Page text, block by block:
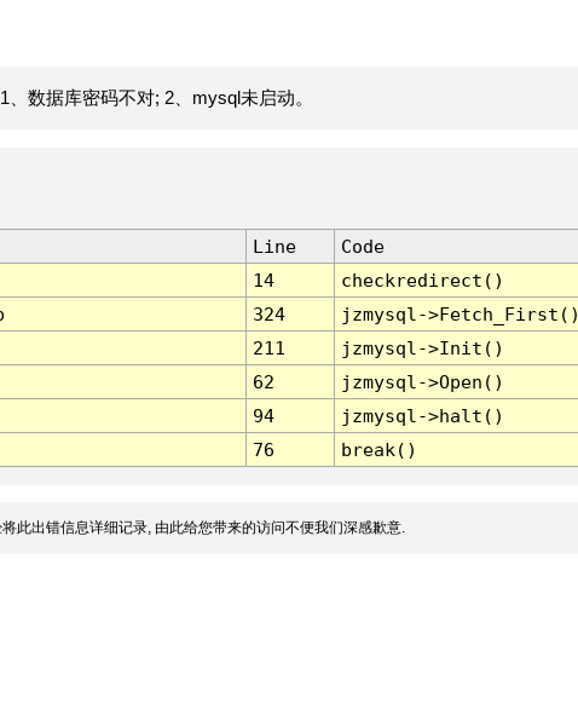
数据库密码不对; 2、mysql未启动。
Line
Code
14
checkredirect()
324
jzmysql-
211
jzmysql->Init()
62
jzmysql->Open()
94
jzmysql->halt()
76 break()
此出错信息详细记录, 由此给您带来的访问不便我们深感歉意.